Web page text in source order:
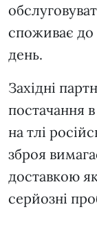
споживає до
день.
Західні
постачання
на тлі
зброя
доставкою
серйозні